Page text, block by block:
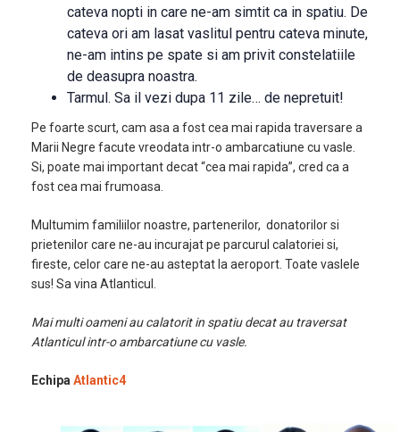
cateva nopti in care ne-am simtit ca in spatiu. De
cateva ori am lasat vaslitul pentru cateva minute,
ne-am intins pe spate si am privit constelatiile
de deasupra noastra.
Tarmul. Sa il vezi dupa 11 zile… de nepretuit!
Pe foarte scurt, cam asa a fost cea mai rapida traversare a
Marii Negre facute vreodata intr-o ambarcatiune cu vasle.
Si, poate mai important decat “cea mai rapida”, cred ca a
fost cea mai frumoasa.
Multumim familiilor noastre, partenerilor, donatorilor si
prietenilor care ne-au incurajat pe parcurul calatoriei si,
fireste, celor care ne-au asteptat la aeroport. Toate vaslele
sus! Sa vina Atlanticul.
Mai multi oameni au calatorit in spatiu decat au traversat
Atlanticul intr-o ambarcatiune cu vasle.
Echipa Atlantic4